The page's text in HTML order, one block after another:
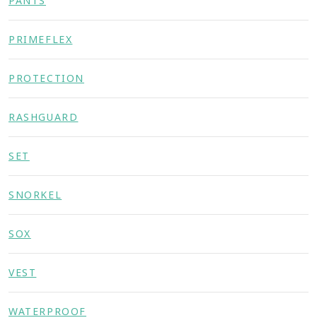
PRIMEFLEX
PROTECTION
RASHGUARD
SET
SNORKEL
SOX
VEST
WATERPROOF